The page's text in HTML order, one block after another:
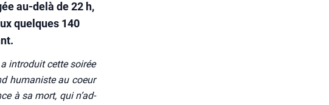
au-delà de 22 h,
quelques 140
intro­duit cette soi­rée
huma­niste au coeur
à sa mort, qui n’ad­